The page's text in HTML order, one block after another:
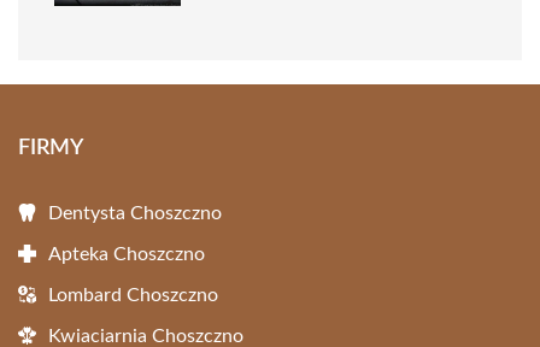
FIRMY
Dentysta Choszczno
Apteka Choszczno
Lombard Choszczno
Kwiaciarnia Choszczno